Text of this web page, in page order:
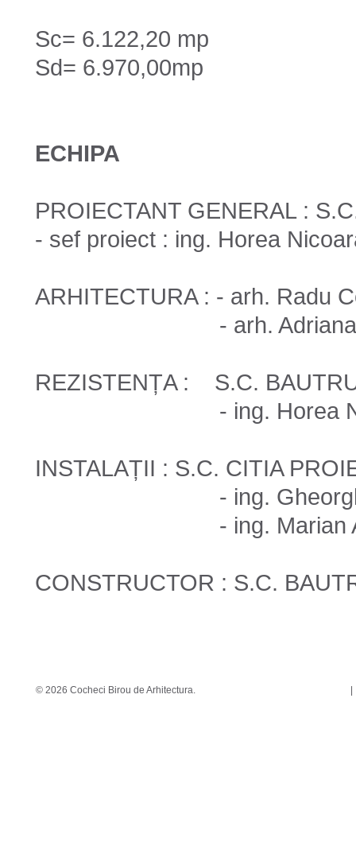
Sc= 6.122,20 mp
Sd= 6.970,00mp
ECHIPA
PROIECTANT GENERAL :
- sef proiect : ing. Horea
ARHITECTURA : - arh. Radu
- arh. Adriana
REZISTENȚA : S.C.
- ing. Horea
INSTALAȚII : S.C. CITIA
- ing. Gheorghe
- ing. Marian
CONSTRUCTOR : S.C.
© 2026 Cocheci Birou de Arhitectura.